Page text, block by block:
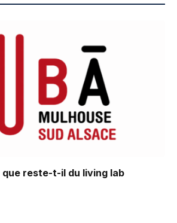
que reste-t-il du living lab